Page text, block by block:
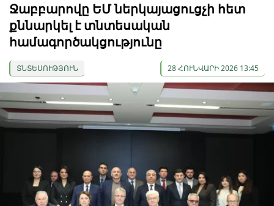
Ջաբբարովը ԵՄ ներկայացուցչի հետ
քննարկել է տնտեսական
համագործակցությունը
ՏՆՏԵՍՈՒԹՅՈՒՆ 28 ՀՈՒՆՎԱՐԻ 2026 13:45